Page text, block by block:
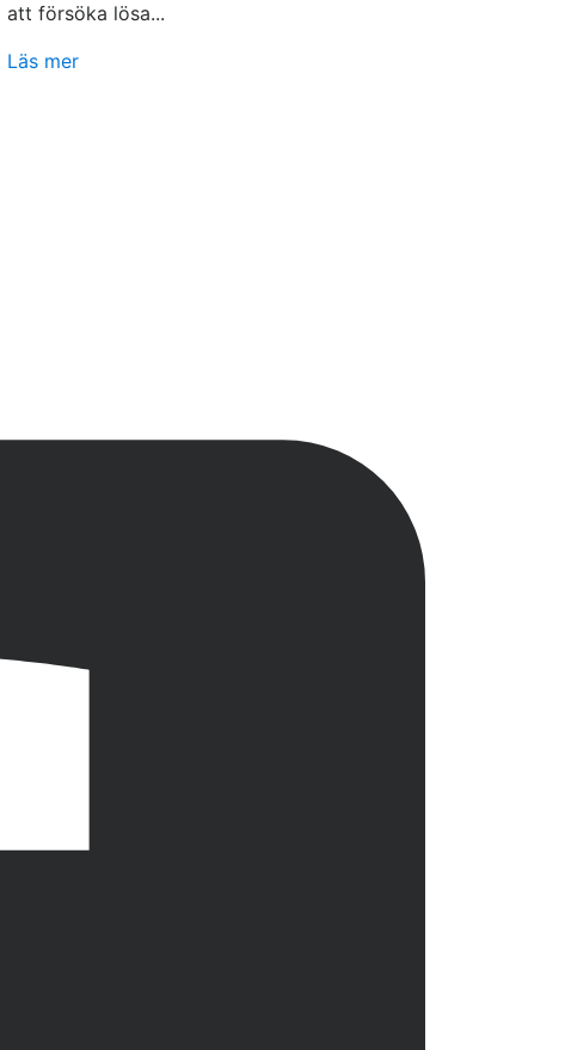
att försöka lösa...
Läs mer